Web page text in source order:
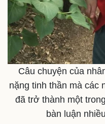
Thể thao
Câu chuyện của
nặng tinh thần mà các
đã trở thành một
bàn luận